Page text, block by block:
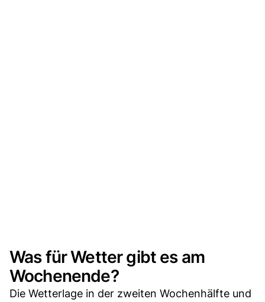
Was für Wetter gibt es am
Wochenende?
Die Wetterlage in der zweiten Wochenhälfte und